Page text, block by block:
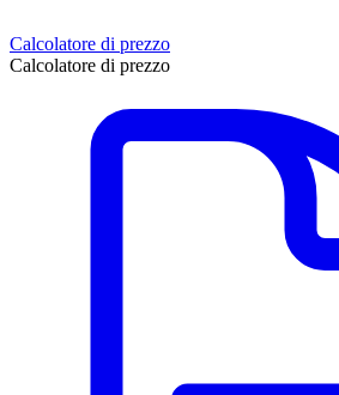
Calcolatore di prezzo
Calcolatore di prezzo